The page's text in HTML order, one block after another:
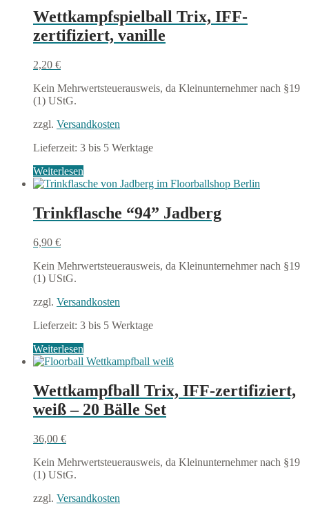
Wettkampfspielball Trix, IFF-
zertifiziert, vanille
2,20 €
Kein Mehrwertsteuerausweis, da Kleinunternehmer nach §19
(1) UStG.
zzgl. Versandkosten
Lieferzeit: 3 bis 5 Werktage
Weiterlesen
Trinkflasche “94” Jadberg
6,90 €
Kein Mehrwertsteuerausweis, da Kleinunternehmer nach §19
(1) UStG.
zzgl. Versandkosten
Lieferzeit: 3 bis 5 Werktage
Weiterlesen
Wettkampfball Trix, IFF-zertifiziert,
weiß – 20 Bälle Set
36,00 €
Kein Mehrwertsteuerausweis, da Kleinunternehmer nach §19
(1) UStG.
zzgl. Versandkosten